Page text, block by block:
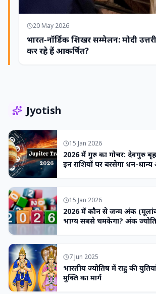
20 May 2026
भारत-नॉर्डिक शिखर सम्मेलन: मोदी
कर रहे हैं आकर्षित?
Jyotish
15 Jan 2026
2026 में गुरु का गोचर: देवगुरु
इन राशियों पर बरसेगा धन-
15 Jan 2026
2026 में कौन से जन्म अंक
भाग्य सबसे चमकेगा? अंक
7 Jun 2025
भारतीय ज्योतिष में राहु की
मुक्ति का मार्ग